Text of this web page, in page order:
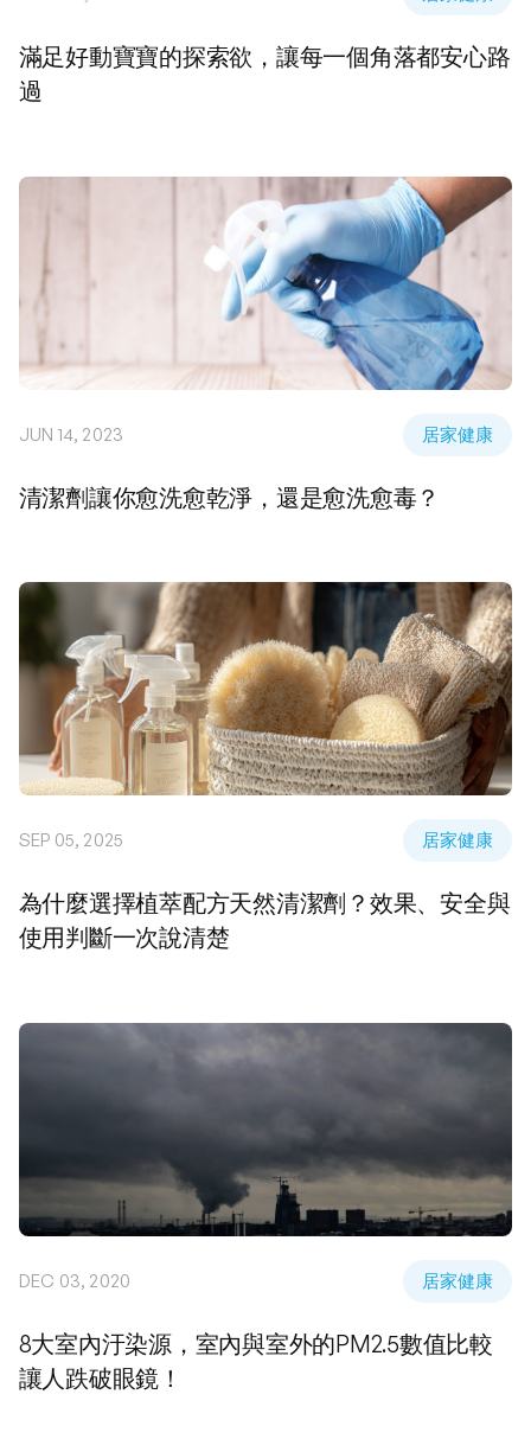
滿足好動寶寶的探索欲，讓每一個角落都安心路
過
JUN 14, 2023 居家健康
清潔劑讓你愈洗愈乾淨，還是愈洗愈毒？
SEP 05, 2025 居家健康
為什麼選擇植萃配方天然清潔劑？效果、安全與
使用判斷一次說清楚
DEC 03, 2020 居家健康
8大室內汙染源，室內與室外的PM2.5數值比較
讓人跌破眼鏡！